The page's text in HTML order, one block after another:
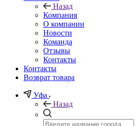
Назад
Компания
О компании
Новости
Команда
Отзывы
Контакты
Контакты
Возврат товара
Уфа
Назад